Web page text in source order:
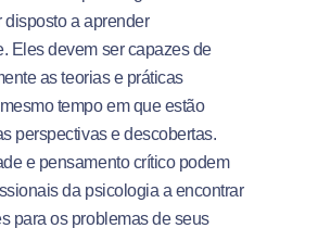
disposto a aprender
Eles devem ser capazes de
as teorias e práticas
tempo em que estão
perspectivas e descobertas.
e pensamento crítico podem
da psicologia a encontrar
para os problemas de seus